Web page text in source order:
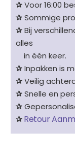
✰Voor 16:00
✰Sommige
✰Bij
alles
in één keer.
✰Inpakken is
✰Veilig
✰Snelle en
✰
✰Retour